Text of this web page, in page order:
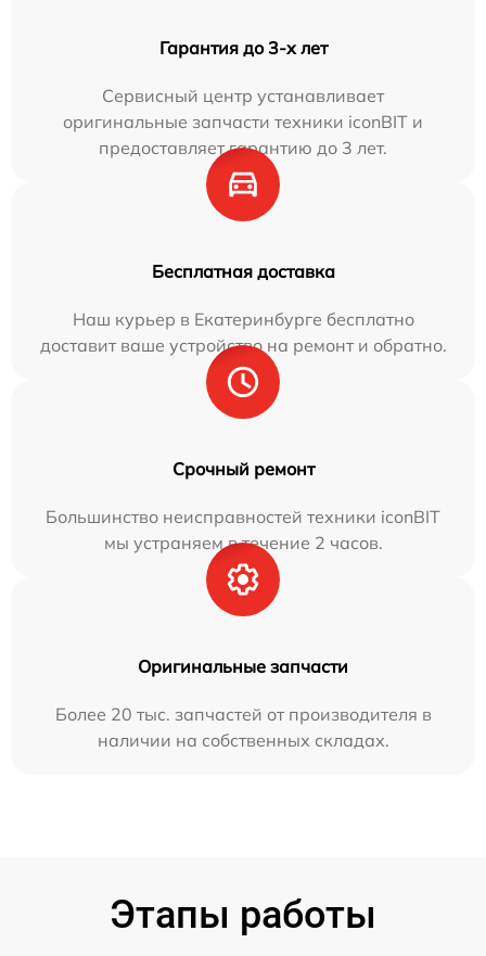
Гарантия до 3-х лет
Сервисный центр устанавливает
оригинальные запчасти техники iconBIT и
предоставляет гарантию до 3 лет.
Бесплатная доставка
Наш курьер в Екатеринбурге бесплатно
доставит ваше устройство на ремонт и обратно.
Срочный ремонт
Большинство неисправностей техники iconBIT
мы устраняем в течение 2 часов.
Оригинальные запчасти
Более 20 тыс. запчастей от производителя в
наличии на собственных складах.
Этапы работы